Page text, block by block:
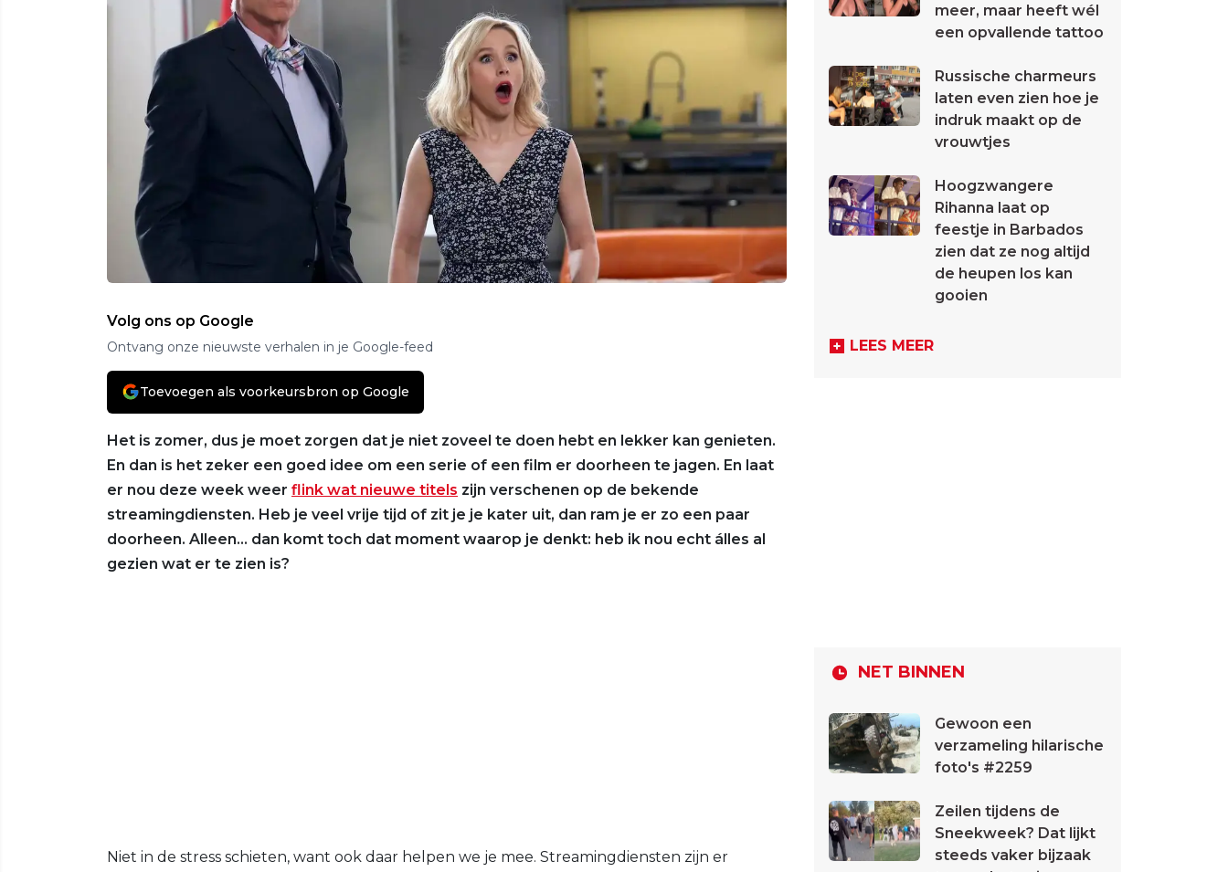
Volg ons op Google
Ontvang onze nieuwste verhalen in je Google-feed
Toevoegen als voorkeursbron op Google
Het is zomer, dus je moet zorgen dat je niet zoveel te doen hebt en lekker kan genieten.
En dan is het zeker een goed idee om een serie of een film er doorheen te jagen. En laat
er nou deze week weer flink wat nieuwe titels zijn verschenen op de bekende
streamingdiensten. Heb je veel vrije tijd of zit je je kater uit, dan ram je er zo een paar
doorheen. Alleen... dan komt toch dat moment waarop je denkt: heb ik nou echt álles al
gezien wat er te zien is?
Niet in de stress schieten, want ook daar helpen we je mee. Streamingdiensten zijn er
meer, maar heeft wél
een opvallende tattoo
Russische charmeurs
laten even zien hoe je
indruk maakt op de
vrouwtjes
Hoogzwangere
Rihanna laat op
feestje in Barbados
zien dat ze nog altijd
de heupen los kan
gooien
LEES MEER
NET BINNEN
Gewoon een
verzameling hilarische
foto's #2259
Zeilen tijdens de
Sneekweek? Dat lijkt
steeds vaker bijzaak